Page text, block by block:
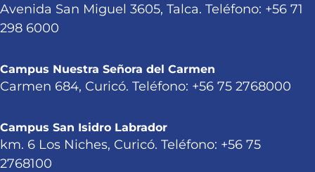
Avenida San Miguel 3605, Talca. Teléfono: +56 71
298 6000
Campus Nuestra Señora del Carmen
Carmen 684, Curicó. Teléfono: +56 75 2768000
Campus San Isidro Labrador
km. 6 Los Niches, Curicó. Teléfono: +56 75
2768100